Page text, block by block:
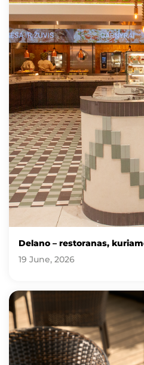
Delano – restoranas,
19 June, 2026